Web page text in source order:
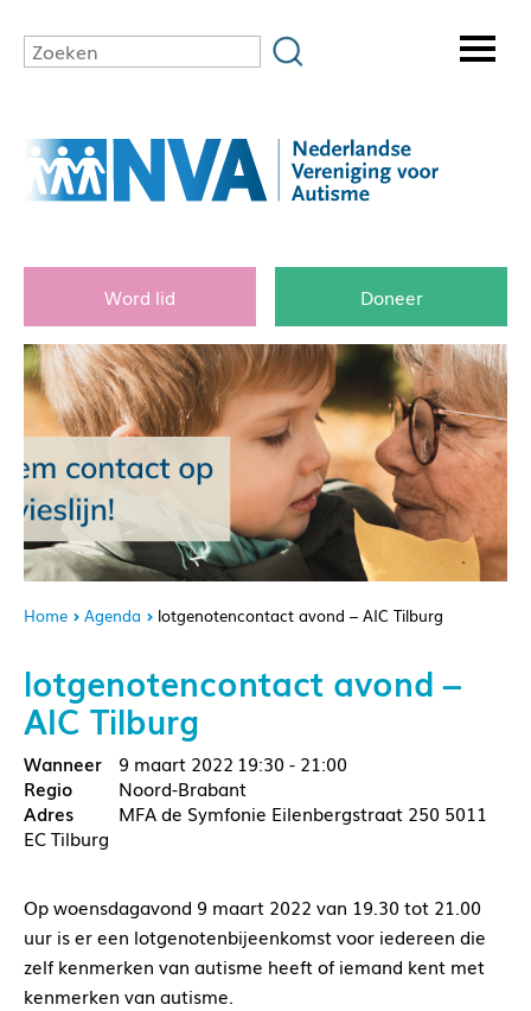
Word lid Doneer
Home Agenda lotgenotencontact avond – AIC Tilburg
lotgenotencontact avond –
AIC Tilburg
9 maart 2022 19:30 - 21:00
Noord-Brabant
MFA de Symfonie Eilenbergstraat 250 5011
EC Tilburg
Op woensdagavond 9 maart 2022 van 19.30 tot 21.00
uur is er een lotgenotenbijeenkomst voor iedereen die
zelf kenmerken van autisme heeft of iemand kent met
kenmerken van autisme.